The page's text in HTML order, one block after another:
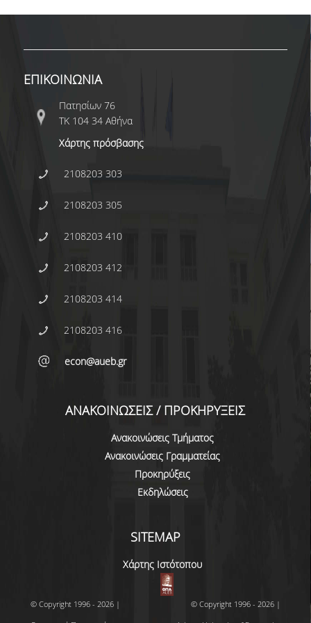
ΕΠΙΚΟΙΝΩΝΙΑ
Πατησίων 76
ΤΚ 104 34 Αθήνα
Χάρτης πρόσβασης
2108203 303
2108203 305
2108203 410
2108203 412
2108203 414
2108203 416
econ@aueb.gr
ΑΝΑΚΟΙΝΩΣΕΙΣ / ΠΡΟΚΗΡΥΞΕΙΣ
Ανακοινώσεις Τμήματος
Ανακοινώσεις Γραμματείας
Προκηρύξεις
Εκδηλώσεις
SITEMAP
Χάρτης Ιστότοπου
© Copyright 1996 - 2026 |
© Copyright 1996 - 2026 |